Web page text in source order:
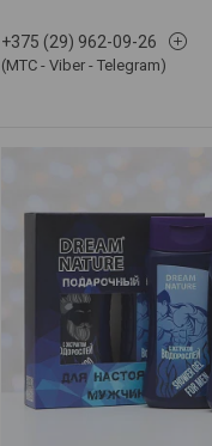
+375 (29) 962-09-26
(МТС - Viber - Telegram)